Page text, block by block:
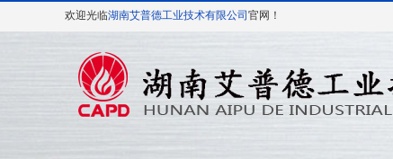
欢迎光临湖南艾普德工业技术有限公司 官网！